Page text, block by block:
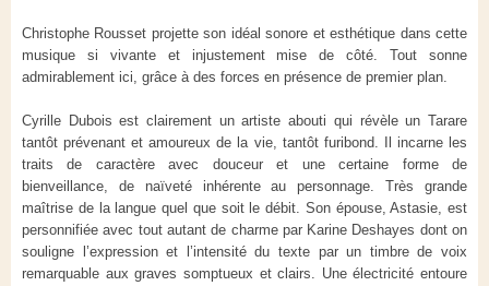
Christophe Rousset projette son idéal sonore et esthétique dans cette
musique si vivante et injustement mise de côté. Tout sonne
admirablement ici, grâce à des forces en présence de premier plan.
Cyrille Dubois est clairement un artiste abouti qui révèle un Tarare
tantôt prévenant et amoureux de la vie, tantôt furibond. Il incarne les
traits de caractère avec douceur et une certaine forme de
bienveillance, de naïveté inhérente au personnage. Très grande
maîtrise de la langue quel que soit le débit. Son épouse, Astasie, est
personnifiée avec tout autant de charme par Karine Deshayes dont on
souligne l’expression et l’intensité du texte par un timbre de voix
remarquable aux graves somptueux et clairs. Une électricité entoure